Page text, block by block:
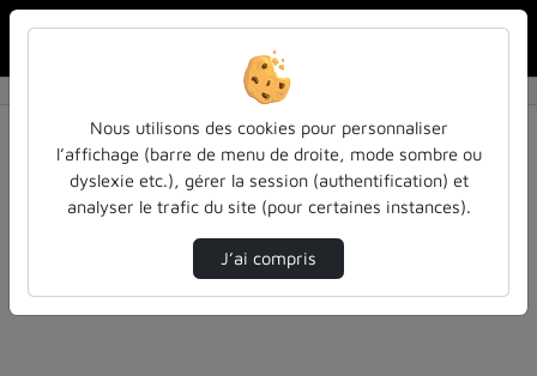
Résultats de la recherche
Filtres actifs (cliquer pour en retirer) :
cours-formations
pass-las pass-las ue-informatique
Nous utilisons des cookies pour personnaliser
l’affichage (barre de menu de droite, mode sombre ou
dyslexie etc.), gérer la session (authentification) et
analyser le trafic du site (pour certaines instances).
J’ai compris